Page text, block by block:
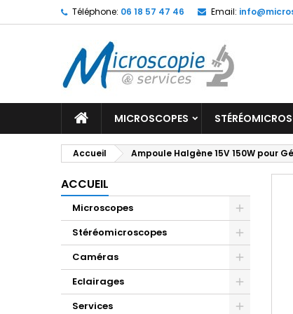
Téléphone: 06 18 57 47 46 Email:
MICROSCOPES
Accueil Ampoule Halgène 15V 150W pour
ACCUEIL
Microscopes
Stéréomicroscopes
Caméras
Eclairages
Services